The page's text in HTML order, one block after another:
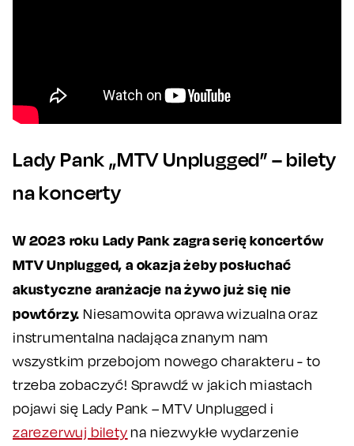
Lady Pank „MTV Unplugged” – bilety
na koncerty
W 2023 roku Lady Pank zagra serię koncertów
MTV Unplugged, a okazja żeby posłuchać
akustyczne aranżacje na żywo już się nie
powtórzy. Niesamowita oprawa wizualna oraz
instrumentalna nadająca znanym nam
wszystkim przebojom nowego charakteru - to
trzeba zobaczyć! Sprawdź w jakich miastach
pojawi się Lady Pank – MTV Unplugged i
zarezerwuj bilety na niezwykłe wydarzenie